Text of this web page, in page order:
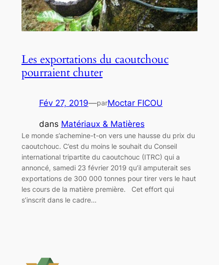
Les exportations du caoutchouc
pourraient chuter
Fév 27, 2019—parMoctar FICOU
dans Matériaux & Matières
Le monde s’achemine-t-on vers une hausse du prix du
caoutchouc. C’est du moins le souhait du Conseil
international tripartite du caoutchouc (ITRC) qui a
annoncé, samedi 23 février 2019 qu’il amputerait ses
exportations de 300 000 tonnes pour tirer vers le haut
les cours de la matière première. Cet effort qui
s’inscrit dans le cadre…